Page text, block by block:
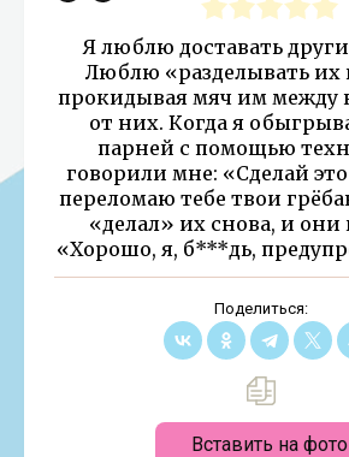
Я люблю доставать
Люблю «разделывать их
прокидывая мяч им между
от них. Когда я
парней с помощью
говорили мне: «Сделай
переломаю тебе твои
«делал» их снова, и они
«Хорошо, я, б***дь,
Поделиться:
Вставить на фото